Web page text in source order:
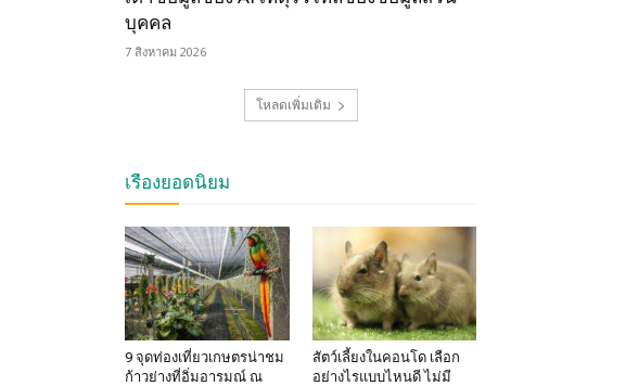
บุคคล
7 สิงหาคม 2026
โหลดเพิ่มเติม
เรื่องยอดนิยม
9 จุดท่องเที่ยวเกษตรน่าชม
ก้าวย่างที่อิ่มอารมณ์ ณ
สัตว์เลี้ยงในคอนโด เลือก
อย่างไรแบบไหนดี ไม่มี